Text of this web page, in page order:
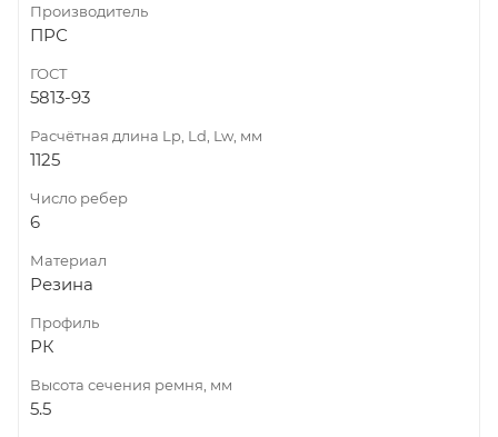
Производитель
ПРС
ГОСТ
5813-93
Расчётная длина Lp, Ld, Lw, мм
1125
Число ребер
6
Материал
Резина
Профиль
РК
Высота сечения ремня, мм
5.5